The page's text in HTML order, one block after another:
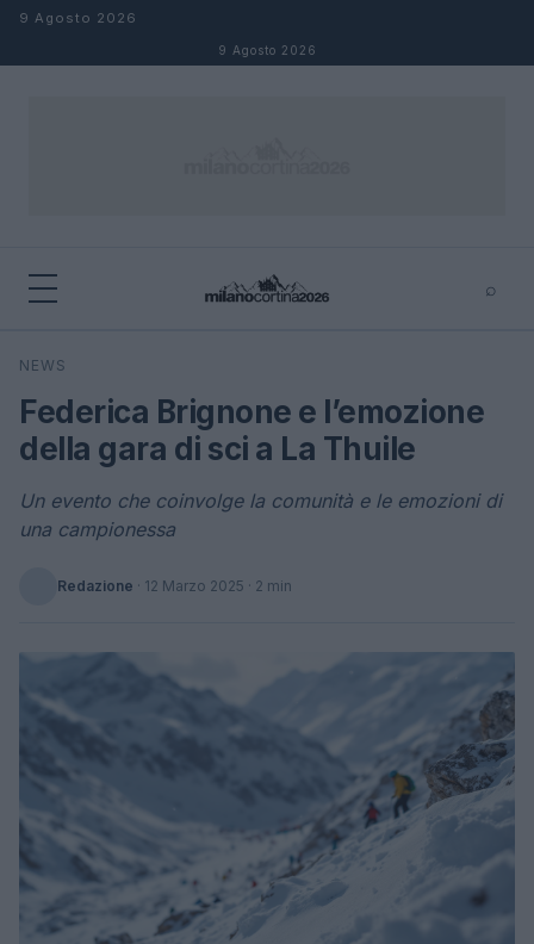
Salta al contenuto
9 Agosto 2026
9 Agosto 2026
⌕
Cerca
NEWS
Federica Brignone e l’emozione
della gara di sci a La Thuile
Un evento che coinvolge la comunità e le emozioni di
una campionessa
Redazione · 12 Marzo 2025 · 2 min